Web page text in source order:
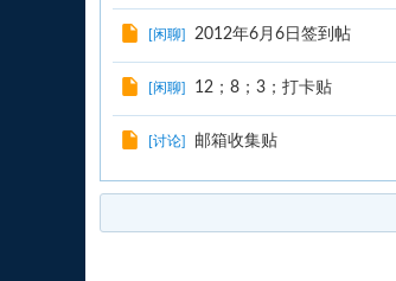
[闲聊] 2012年6月6日签到帖
[闲聊] 12；8；3；打卡贴
[讨论] 邮箱收集贴